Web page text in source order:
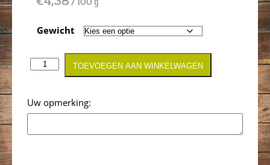
Gewicht
Opmerking
TOEVOEGEN AAN WINKELWAGEN